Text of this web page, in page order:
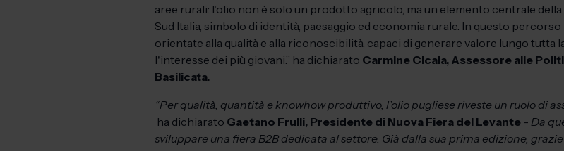
aree rurali: l’olio non è solo un prodotto agricolo, ma un elemento centrale
Sud Italia, simbolo di identità, paesaggio ed economia rurale. In questo
orientate alla qualità e alla riconoscibilità, capaci di generare valore lungo tutta
l'interesse dei più giovani.” ha dichiarato Carmine Cicala, Assessore alle
Basilicata.
“Per qualità, quantità e knowhow produttivo, l’olio pugliese riveste un ruolo di
ha dichiarato Gaetano Frulli, Presidente di Nuova Fiera del Levante - Da
sviluppare una fiera B2B dedicata al settore. Già dalla sua prima edizione,